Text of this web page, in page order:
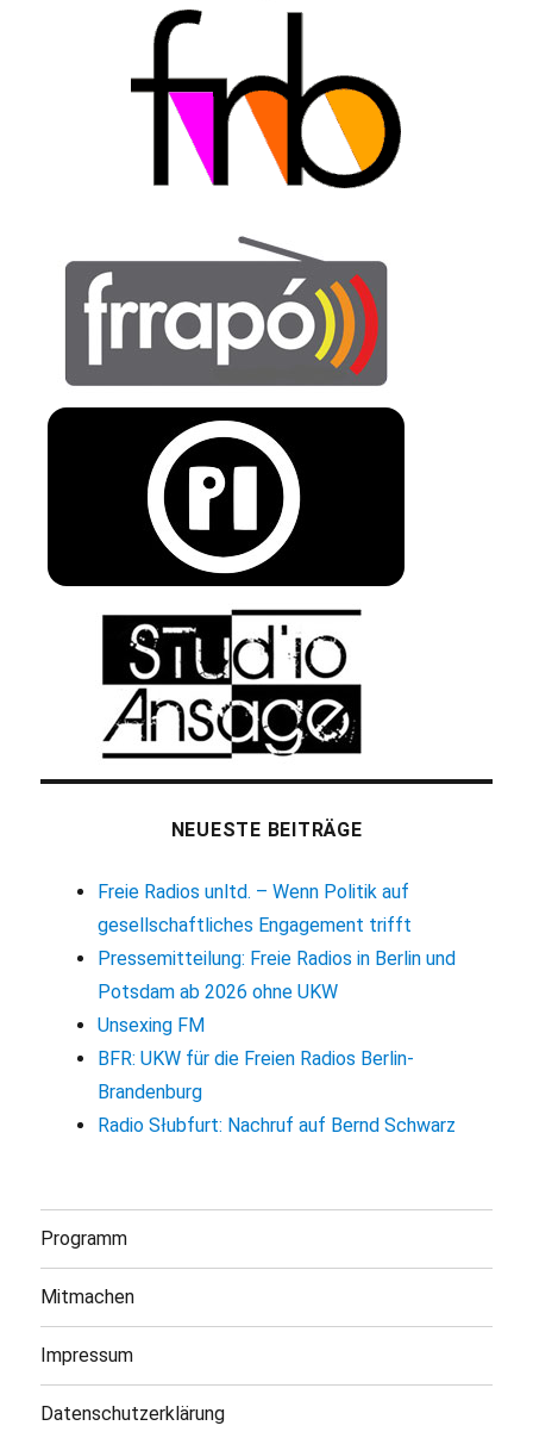
NEUESTE BEITRÄGE
Freie Radios unltd. – Wenn Politik auf
gesellschaftliches Engagement trifft
Pressemitteilung: Freie Radios in Berlin und
Potsdam ab 2026 ohne UKW
Unsexing FM
BFR: UKW für die Freien Radios Berlin-
Brandenburg
Radio Słubfurt: Nachruf auf Bernd Schwarz
Programm
Mitmachen
Impressum
Datenschutzerklärung